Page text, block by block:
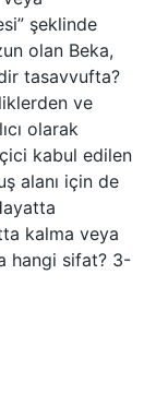
şeklinde
olan Beka,
tasavvufta?
ve
olarak
kabul edilen
alanı için de
kalma veya
hangi sifat? 3-